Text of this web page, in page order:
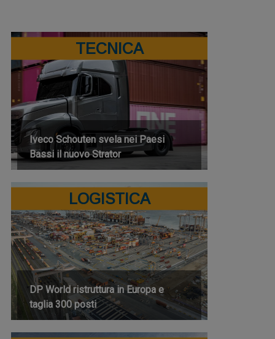
TECNICA
Iveco Schouten svela nei Paesi
Bassi il nuovo Strator
LOGISTICA
DP World ristruttura in Europa e
taglia 300 posti